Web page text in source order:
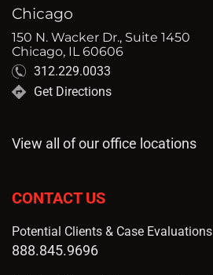
Chicago
150 N. Wacker Dr., Suite 1450
Chicago, IL 60606
312.229.0033
Get Directions
View all of our office locations
CONTACT US
Potential Clients & Case Evaluations
888.845.9696